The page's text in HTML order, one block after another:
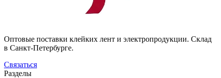
Оптовые поставки клейких лент и электропродукции. Склад
в Санкт-Петербурге.
Связаться
Разделы